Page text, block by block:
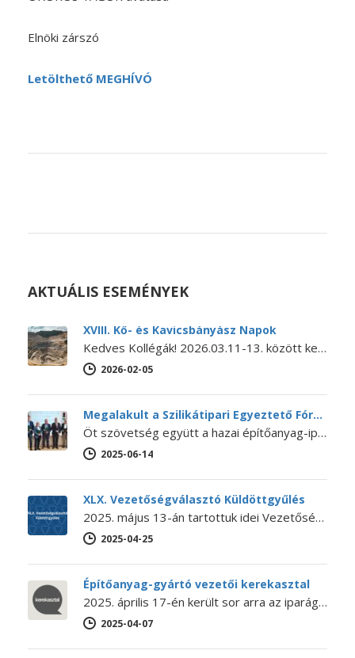
Elnöki zárszó
Letölthető MEGHÍVÓ
AKTUÁLIS ESEMÉNYEK
XVIII. Kő- és Kavicsbányász Napok
Kedves Kollégák! 2026.03.11-13. között kerül megrendezésre a XVIII. KŐ- ÉS KAVICSBÁNYÁSZ NAPOK KONFERENCIA. A konferencia MEGHÍVÓJA és PROGRAMJA letölthető itt.…
2026-02-05
Megalakult a Szilikátipari Egyeztető Fórum
Öt szövetség együtt a hazai építőanyag-ipar jövőjéért – Megalakult a Szilikátipari Egyeztető Fórum 2025. június 12-én megalakult a Szilikátipari Egyeztető Fórum…
2025-06-14
XLX. Vezetőségválasztó Küldöttgyűlés
2025. május 13-án tartottuk idei Vezetőségválasztó Küldöttgyűlésünket. A XLX. Küldöttgyűlés nyitó előadását Bihari Ádám (a NaturARCH Csoport tulajdonosa és ügyvezetője,…
2025-04-25
Építőanyag-gyártó vezetői kerekasztal
2025. április 17-én került sor arra az iparági kerekasztal-beszélgetésre, amelyet még 2024 októberében kezdeményezett Lánszki Regő építészeti államtitkár, országos főépítész.…
2025-04-07